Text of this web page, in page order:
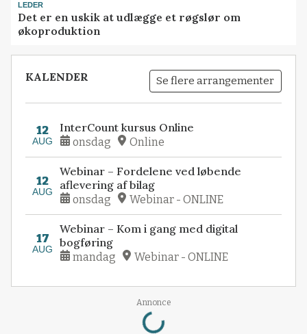
LEDER
Det er en uskik at udlægge et røgslør om
økoproduktion
KALENDER Se flere arrangementer
12
AUG
InterCount kursus Online
onsdag Online
12
AUG
Webinar – Fordelene ved løbende
aflevering af bilag
onsdag Webinar - ONLINE
17
AUG
Webinar – Kom i gang med digital
bogføring
mandag Webinar - ONLINE
Annonce
Loading...